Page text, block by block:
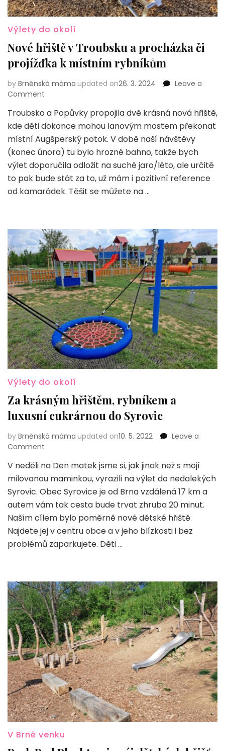
Výlety do okolí
Nové hřiště v Troubsku a procházka či
projížďka k místním rybníkům
by Brněnská máma updated on26. 3. 2024
Leave a
Comment
hřiště
v Troubsku
a
procházka
či
projížďka
k
místním
Troubsko a Popůvky propojila dvě krásná nová hřiště,
kde děti dokonce mohou lanovým mostem překonat
místní Augšperský potok. V době naší návštěvy
(konec února) tu bylo hrozné bahno, takže bych
výlet doporučila odložit na suché jaro/léto, ale určitě
to pak bude stát za to, už mám i pozitivní reference
od kamarádek. Těšit se můžete na …
Výlety do okolí
Za krásným hřištěm, rybníkem a
luxusní cukrárnou do Syrovic
by Brněnská máma updated on10. 5. 2022
Leave a
Comment
krásným
hřištěm,
rybníkem
luxusní
cukrárnou
do
Syrovic
V neděli na Den matek jsme si, jak jinak než s mojí
milovanou maminkou, vyrazili na výlet do nedalekých
Syrovic. Obec Syrovice je od Brna vzdálená 17 km a
autem vám tak cesta bude trvat zhruba 20 minut.
Naším cílem bylo poměrně nové dětské hřiště.
Najdete jej v centru obce a v jeho blízkosti i bez
problémů zaparkujete. Děti …
V Brně venku